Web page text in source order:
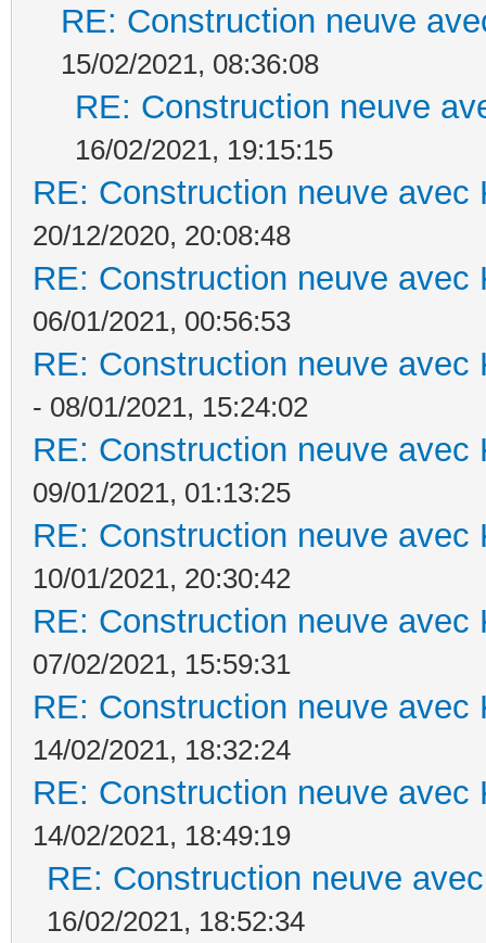
RE: Construction neuve
15/02/2021, 08:36:08
RE: Construction neuve
16/02/2021, 19:15:15
RE: Construction neuve avec
20/12/2020, 20:08:48
RE: Construction neuve avec
06/01/2021, 00:56:53
RE: Construction neuve avec
- 08/01/2021, 15:24:02
RE: Construction neuve avec
09/01/2021, 01:13:25
RE: Construction neuve avec
10/01/2021, 20:30:42
RE: Construction neuve avec
07/02/2021, 15:59:31
RE: Construction neuve avec
14/02/2021, 18:32:24
RE: Construction neuve avec
14/02/2021, 18:49:19
RE: Construction neuve
16/02/2021, 18:52:34